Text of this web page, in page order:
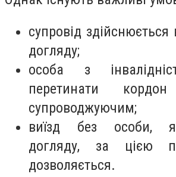
супровід
догляду;
особа з
перетинати
супроводжуючим;
виїзд без особи,
догляду, за цією
дозволяється.